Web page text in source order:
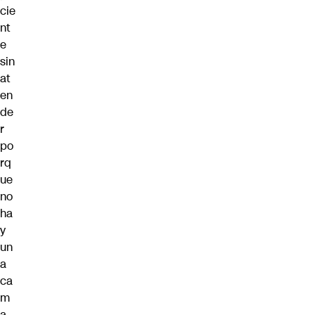
cie
nt
e
sin
at
en
de
r
po
rq
ue
no
ha
y
un
a
ca
m